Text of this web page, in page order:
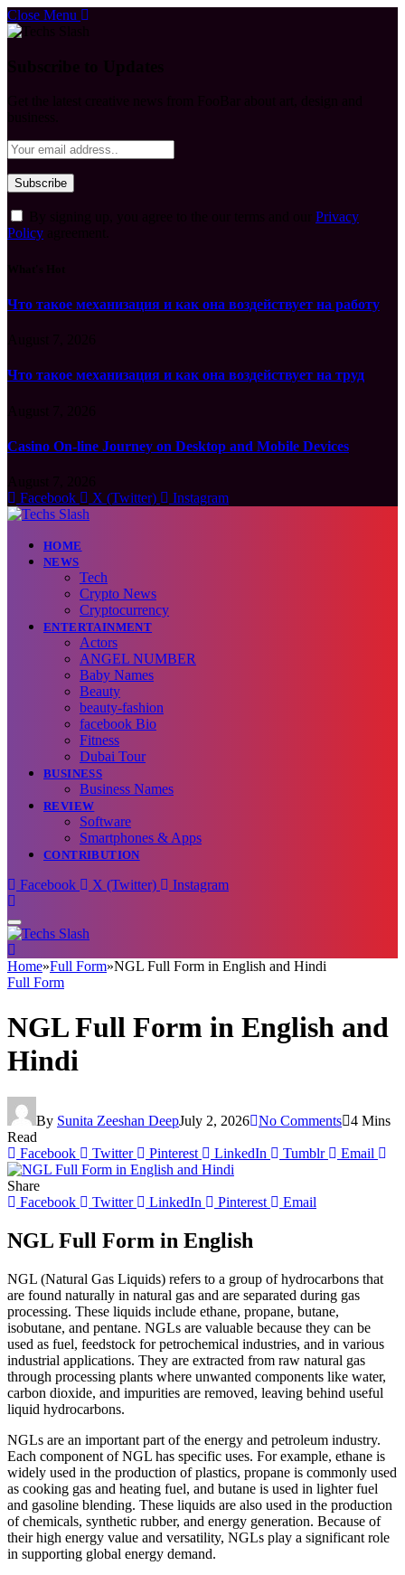
Close Menu
Privacy
Policy
Что такое механизация и как она воздействует на работу
Что такое механизация и как она воздействует на труд
Casino On-line Journey on Desktop and Mobile Devices
Facebook
X (Twitter) Instagram
HOME
NEWS
Tech
Crypto News
Cryptocurrency
ENTERTAINMENT
Actors
ANGEL NUMBER
Baby Names
Beauty
beauty-fashion
facebook Bio
Fitness
Dubai Tour
BUSINESS
Business Names
REVIEW
Software
Smartphones & Apps
CONTRIBUTION
Facebook X (Twitter) Instagram
Home»Full Form»NGL Full Form in English and Hindi
Full Form
NGL Full Form in English and
Hindi
By Sunita Zeeshan DeepJuly 2, 2026 No Comments 4 Mins
Read
Facebook
Twitter Pinterest LinkedIn Tumblr Email
Share
Facebook
Twitter LinkedIn Pinterest Email
NGL Full Form in English
NGL (Natural Gas Liquids) refers to a group of hydrocarbons that
are found naturally in natural gas and are separated during gas
processing. These liquids include ethane, propane, butane,
isobutane, and pentane. NGLs are valuable because they can be
used as fuel, feedstock for petrochemical industries, and in various
industrial applications. They are extracted from raw natural gas
through processing plants where unwanted components like water,
carbon dioxide, and impurities are removed, leaving behind useful
liquid hydrocarbons.
NGLs are an important part of the energy and petroleum industry.
Each component of NGL has specific uses. For example, ethane is
widely used in the production of plastics, propane is commonly used
as cooking gas and heating fuel, and butane is used in lighter fuel
and gasoline blending. These liquids are also used in the production
of chemicals, synthetic rubber, and energy generation. Because of
their high energy value and versatility, NGLs play a significant role
in supporting global energy demand.